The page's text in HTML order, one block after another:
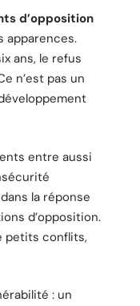
d’opposition
apparences.
ans, le refus
n’est pas un
entre aussi
la réponse
d’opposition.
petits conflits,
: un